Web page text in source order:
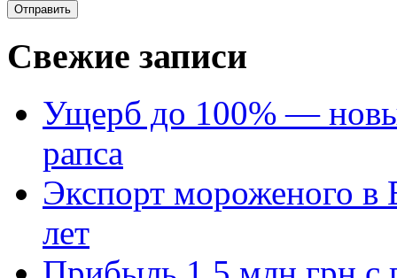
Свежие записи
Ущерб до 100% —
рапса
Экспорт мороженого в
лет